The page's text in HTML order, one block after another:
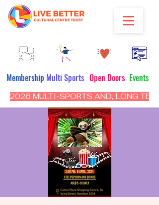
Multi Sports Open Doors Events
Membership
2026 MULTI-SPORTS AND, LONG